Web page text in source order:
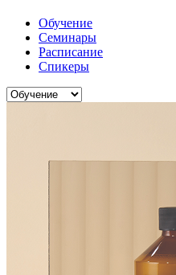
Обучение
Семинары
Расписание
Спикеры